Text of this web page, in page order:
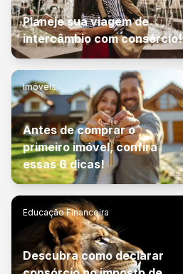
Planeje sua viagem de
intercâmbio com consórcio!
Imóveis
Antes de comprar o
primeiro imóvel, confira
essas 6 dicas!
Educação Financeira
Descubra como declarar